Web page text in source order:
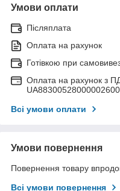
Умови оплати
Післяплата
Оплата на рахунок
Готівкою при
Оплата на рахунок з
Всі умови оплати
Умови повернення
Повернення товару
Всі умови повернення